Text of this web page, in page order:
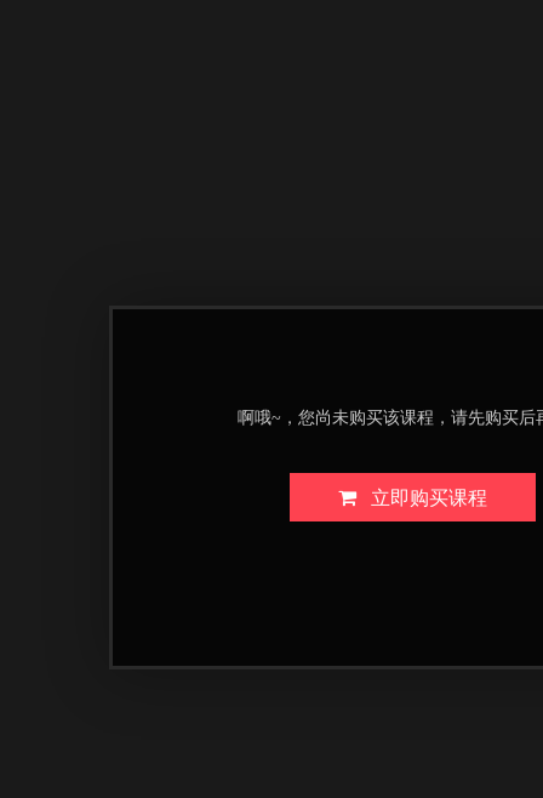
啊哦~，您尚未购买该课程，请先购买后
立即购买课程